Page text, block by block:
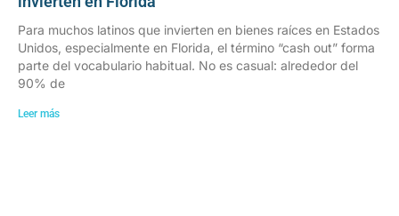
Para muchos latinos que invierten en bienes raíces en Estados
Unidos, especialmente en Florida, el término “cash out” forma
parte del vocabulario habitual. No es casual: alrededor del
90% de
Leer más